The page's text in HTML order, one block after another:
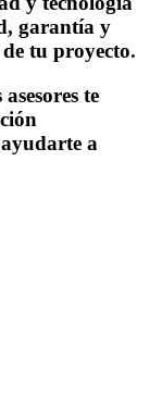
garantía y
tu proyecto.
te
a